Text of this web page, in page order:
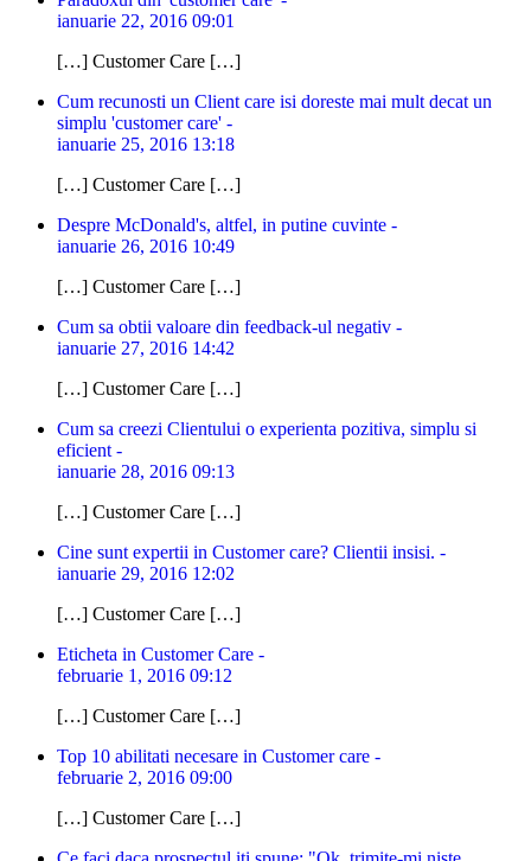
ianuarie 22, 2016 09:01
[…] Customer Care […]
Cum recunosti un Client care isi doreste mai mult decat un
simplu 'customer care' -
ianuarie 25, 2016 13:18
[…] Customer Care […]
Despre McDonald's, altfel, in putine cuvinte -
ianuarie 26, 2016 10:49
[…] Customer Care […]
Cum sa obtii valoare din feedback-ul negativ -
ianuarie 27, 2016 14:42
[…] Customer Care […]
Cum sa creezi Clientului o experienta pozitiva, simplu si
eficient -
ianuarie 28, 2016 09:13
[…] Customer Care […]
Cine sunt expertii in Customer care? Clientii insisi. -
ianuarie 29, 2016 12:02
[…] Customer Care […]
Eticheta in Customer Care -
februarie 1, 2016 09:12
[…] Customer Care […]
Top 10 abilitati necesare in Customer care -
februarie 2, 2016 09:00
[…] Customer Care […]